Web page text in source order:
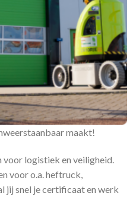
maakt!
logistiek en veiligheid.
voor o.a. heftruck,
jij snel je certificaat en werk